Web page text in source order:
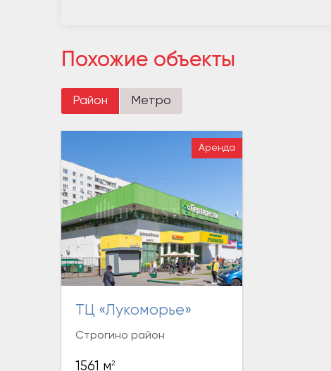
Похожие объекты
Район Метро
Аренда
ТЦ «Лукоморье»
Строгино район
1561 м2